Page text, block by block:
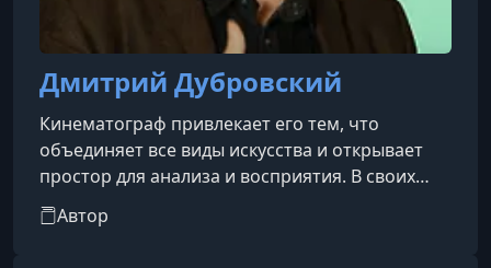
Дмитрий Дубровский
Кинематограф привлекает его тем, что
объединяет все виды искусства и открывает
простор для анализа и восприятия. В своих
лекциях он стремится показать, как история,
культура и социально-политические условия
Автор